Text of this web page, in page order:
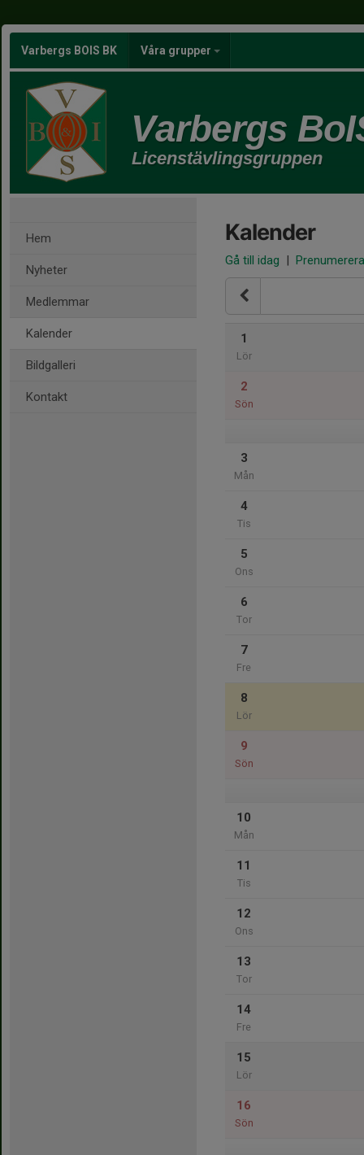
Varbergs BOIS BK Våra grupper
Varbergs
Licenstävlingsgruppen
Hem
Nyheter
Medlemmar
Kalender
Bildgalleri
Kontakt
Kalender
Gå till idag | Prenumerera
1
Lör
2
Sön
3
Mån
4
Tis
5
Ons
6
Tor
7
Fre
8
Lör
9
Sön
10
Mån
11
Tis
12
Ons
13
Tor
14
Fre
15
Lör
16
Sön